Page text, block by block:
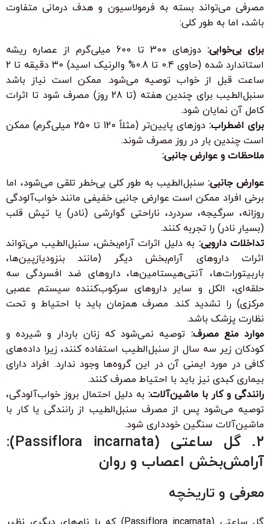
مصرفی می‌تواند بسته به فرمولاسیون و هدف درمانی متفاوت
باشد، اما به طور کلی:
برای بی‌خوابی:
دوزهای 300 تا 600 میلی‌گرم از عصاره ریشه
استاندارد شده (حاوی 0.4 تا 0.8% والرنیک اسید) 30 دقیقه تا 2
ساعت قبل از خواب توصیه می‌شود. ممکن است نیاز باشد
سنبل‌الطیب برای چندین هفته (تا 28 روز) مصرف شود تا اثرات
کامل آن نمایان شود.
برای اضطراب:
دوزهای پایین‌تر (مثلاً 120 تا 250 میلی‌گرم) ممکن
است چندین بار در روز مصرف شوند.
ملاحظات و عوارض جانبی:
عوارض جانبی:سنبل‌الطیب به طور کلی بی‌خطر تلقی می‌شود، اما
برخی افراد ممکن است عوارض جانبی خفیفی مانند خواب‌آلودگی
روزانه، سرگیجه، سردرد، ناراحتی گوارشی (نادر) یا تپش قلب
(بسیار نادر) را تجربه کنند.
تداخلات دارویی: به دلیل اثرات آرام‌بخش، سنبل‌الطیب می‌تواند
اثرات داروهای آرام‌بخش دیگر (مانند بنزودیازپین‌ها،
باربیتورات‌ها، آنتی‌هیستامین‌ها، داروهای ضد افسردگی سه
حلقه‌ای، الکل و سایر داروهای سرکوب‌کننده سیستم عصبی
مرکزی) را تشدید کند. مصرف همزمان باید با احتیاط و تحت
نظارت پزشک باشد.
موارد منع مصرف: توصیه نمی‌شود که زنان باردار و شیرده و
کودکان زیر سه سال از سنبل‌الطیب استفاده کنند، زیرا داده‌های
کافی در مورد ایمنی آن در این گروه‌ها وجود ندارد. افراد دارای
بیماری کبدی نیز باید با احتیاط مصرف کنند.
رانندگی و کار با ماشین‌آلات: به دلیل احتمال بروز خواب‌آلودگی،
توصیه می‌شود پس از مصرف سنبل‌الطیب از رانندگی یا کار با
ماشین‌آلات سنگین خودداری شود.
۲. گل ساعتی (Passiflora incarnata):
آرامش‌بخش اعصاب و روان
معرفی و تاریخچه